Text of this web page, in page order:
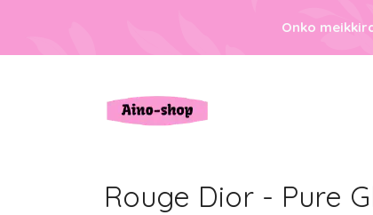
Onko
Rouge Dior - Pure